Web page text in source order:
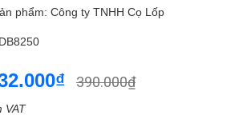
phẩm: Công ty TNHH Cọ Lốp
390.000₫
VAT